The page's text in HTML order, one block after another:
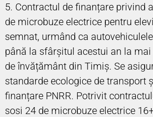
5. Contractul de finanțare privind
de microbuze electrice pentru
semnat, urmând ca
până la sfârșitul acestui an la
de învățământ din Timiș. Se
standarde ecologice de transport
finanțare PNRR. Potrivit
sosi 24 de microbuze electrice